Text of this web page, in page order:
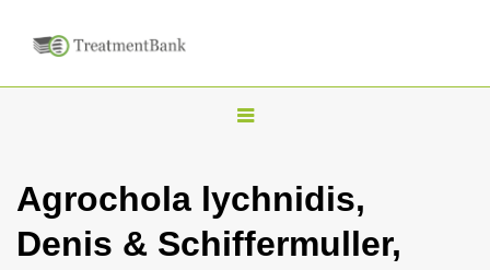
T
g
l
Agrochola lychnidis,
Denis & Schiffermuller,